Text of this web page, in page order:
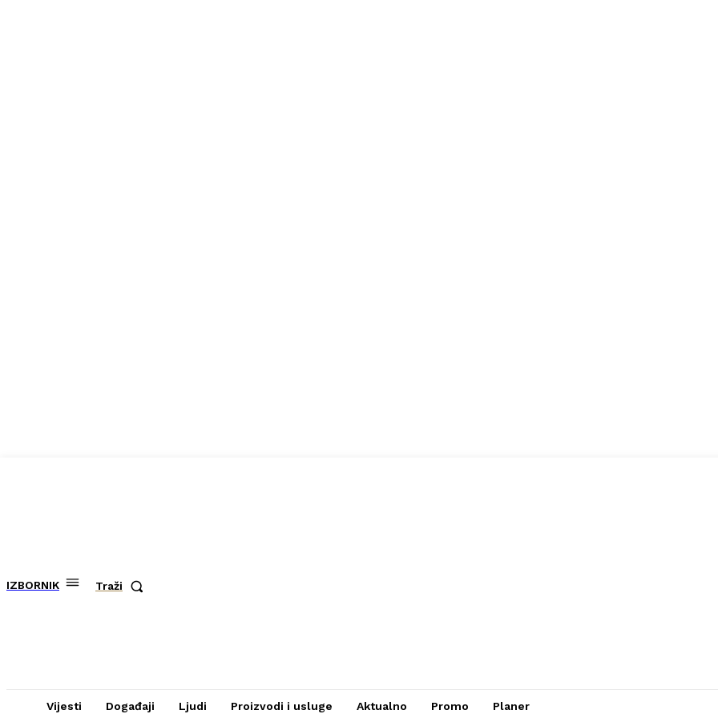
IZBORNIK Traži
Vijesti Događaji Ljudi Proizvodi i usluge Aktualno Promo Planer